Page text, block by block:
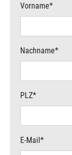
Vorname*
Nachname*
PLZ*
E-Mail*